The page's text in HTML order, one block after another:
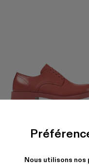
Nous utilisons nos